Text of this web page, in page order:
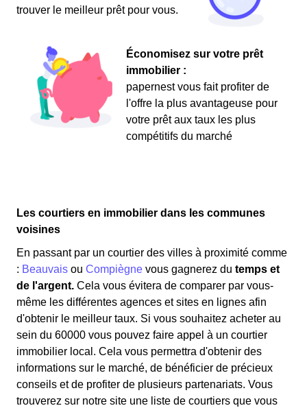
trouver le meilleur prêt pour vous.
Économisez sur votre prêt
immobilier :
papernest vous fait profiter de
l'offre la plus avantageuse pour
votre prêt aux taux les plus
compétitifs du marché
Les courtiers en immobilier dans les communes
voisines
En passant par un courtier des villes à proximité comme
: Beauvais ou Compiègne vous gagnerez du temps et
de l'argent. Cela vous évitera de comparer par vous-
même les différentes agences et sites en lignes afin
d'obtenir le meilleur taux. Si vous souhaitez acheter au
sein du 60000 vous pouvez faire appel à un courtier
immobilier local. Cela vous permettra d'obtenir des
informations sur le marché, de bénéficier de précieux
conseils et de profiter de plusieurs partenariats. Vous
trouverez sur notre site une liste de courtiers que vous